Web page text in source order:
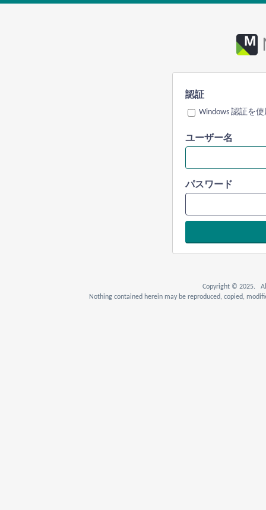
認証
Windows 認証を
ユーザー名
パスワード
Copyright © 2025. All
Nothing contained herein may be reproduced, copied,